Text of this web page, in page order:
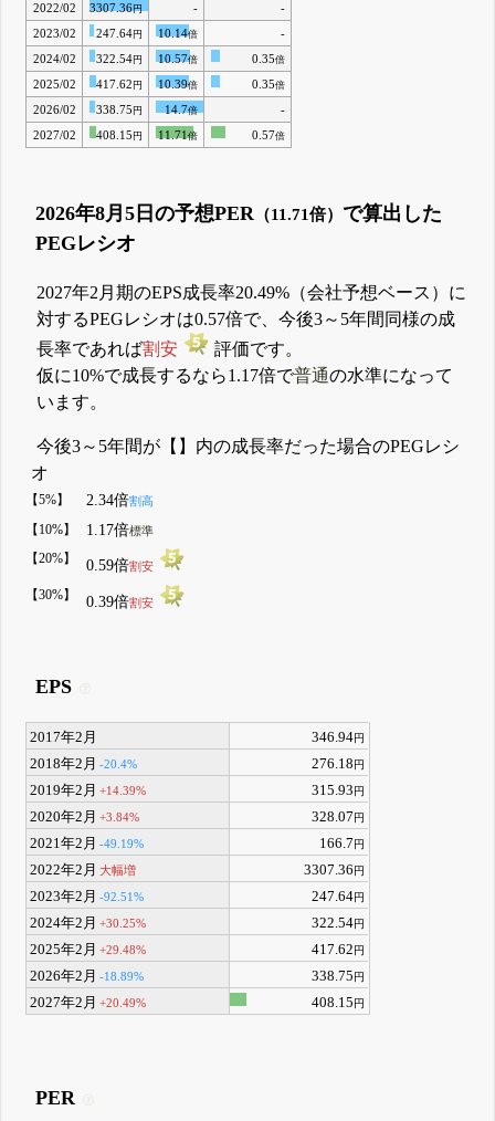
2022/02 3307.36円 -
-
2023/02
247.64円 10.14倍
-
2024/02
322.54円 10.57倍 0.35倍
2025/02 417.62 円 10.39倍 0.35倍
2026/02 338.75 円 14.7倍
-
2027/02
408.15 円 11.71倍 0.57倍
2026年8月5日の予想PER（11.71倍） で算出した
PEGレシオ
2027年2月期のEPS成長率20.49%（会社予想ベース）に
対するPEGレシオは0.57倍で、今後3～5年間同様の成
長率であれば割安
評価です。
仮に10%で成長するなら1.17倍で普通の水準になって
います。
今後3～5年間が【】内の成長率だった場合のPEGレシ
オ
【5%】 2.34倍割高
【10%】 1.17倍標準
【20%】 0.59倍割安
【30%】 0.39倍割安
EPS
2017年2月 346.94円
2018年2月 -20.4% 276.18円
2019年2月 +14.39% 315.93円
2020年2月 +3.84% 328.07円
2021年2月 -49.19% 166.7円
2022年2月 大幅増 3307.36円
2023年2月 -92.51% 247.64円
2024年2月 +30.25% 322.54円
2025年2月 +29.48% 417.62円
2026年2月 -18.89% 338.75円
2027年2月 +20.49% 408.15円
PER